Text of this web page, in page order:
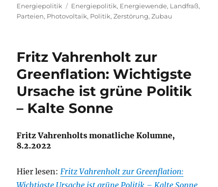
am
Energiepolitik
Schlagwörter
Energiepolitik, Energiewende, Landfraß,
Parteien, Photovoltaik, Politik,Zerstörung,Zubau
Fritz Vahrenholt zur
Greenflation: Wichtigste
Ursache ist grüne Politik
– Kalte Sonne
Fritz Vahrenholts monatliche Kolumne,
8.2.2022
Hier lesen:Fritz Vahrenholt zur Greenflation: